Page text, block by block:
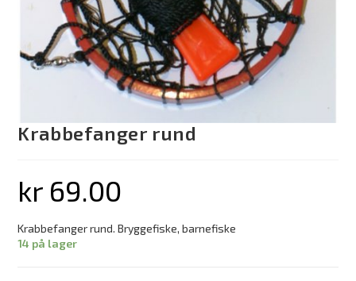
Krabbefanger rund
kr 69.00
Krabbefanger rund. Bryggefiske, barnefiske
14 på lager